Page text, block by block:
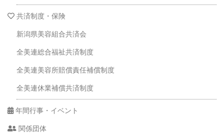
共済制度・保険
新潟県美容組合共済会
全美連総合福祉共済制度
全美連美容所賠償責任補償制度
全美連休業補償共済制度
年間行事・イベント
関係団体